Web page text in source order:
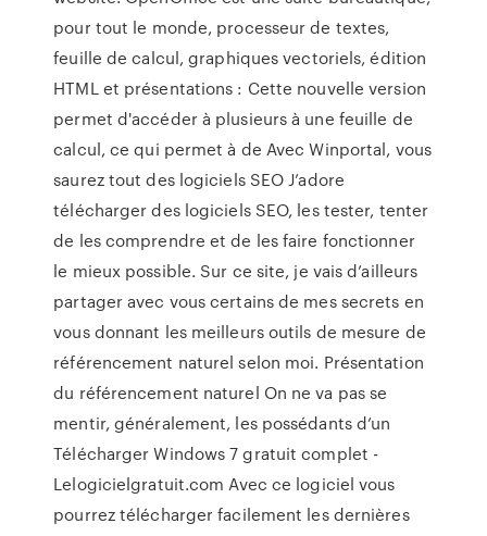
pour tout le monde, processeur de textes,
feuille de calcul, graphiques vectoriels, édition
HTML et présentations : Cette nouvelle version
permet d'accéder à plusieurs à une feuille de
calcul, ce qui permet à de Avec Winportal, vous
saurez tout des logiciels SEO J’adore
télécharger des logiciels SEO, les tester, tenter
de les comprendre et de les faire fonctionner
le mieux possible. Sur ce site, je vais d’ailleurs
partager avec vous certains de mes secrets en
vous donnant les meilleurs outils de mesure de
référencement naturel selon moi. Présentation
du référencement naturel On ne va pas se
mentir, généralement, les possédants d’un
Télécharger Windows 7 gratuit complet -
Lelogicielgratuit.com Avec ce logiciel vous
pourrez télécharger facilement les dernières